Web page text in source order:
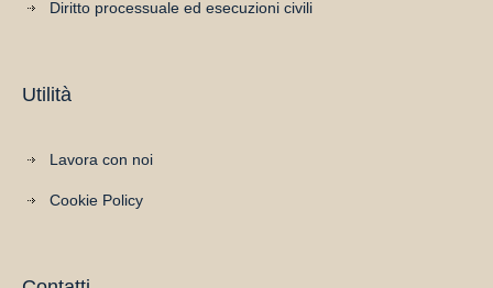
Diritto processuale ed esecuzioni civili
Utilità
Lavora con noi
Cookie Policy